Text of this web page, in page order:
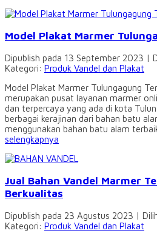
Model Plakat Marmer
Dipublish pada 13 September 2023 |
Kategori: Produk Vandel dan Plakat
Model Plakat Marmer Tulungagung
merupakan pusat layanan marmer
dan terpercaya yang ada di kota
berbagai kerajinan dari bahan batu
menggunakan bahan batu alam
selengkapnya
Jual Bahan Vandel Marmer
Berkualitas
Dipublish pada 23 Agustus 2023 |
Kategori: Produk Vandel dan Plakat